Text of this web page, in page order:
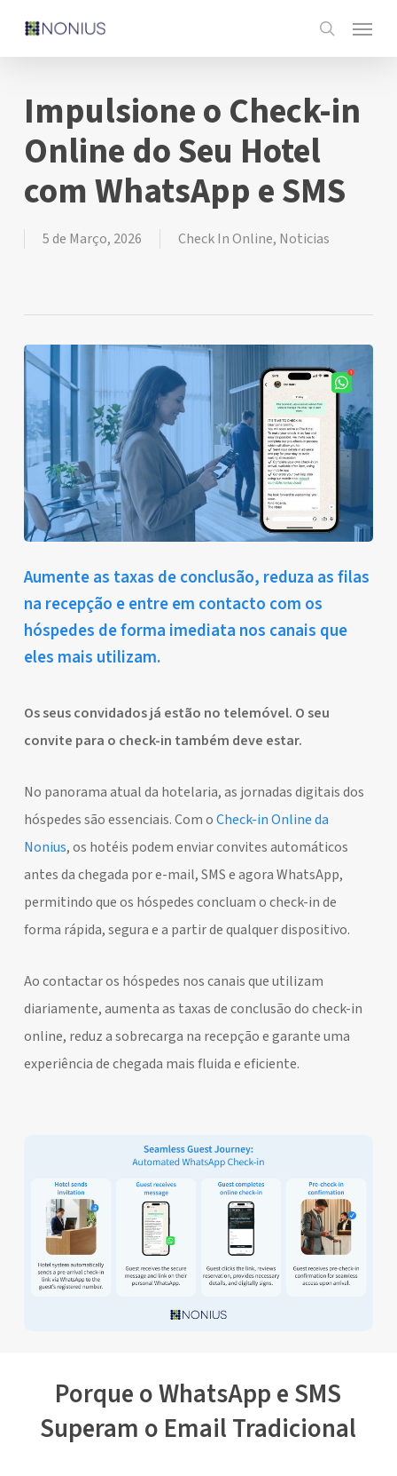
content
search
Menu
Impulsione o Check-in
Online do Seu Hotel
com WhatsApp e SMS
5 de Março, 2026 Check In Online, Noticias
Aumente as taxas de conclusão, reduza as filas
na recepção e entre em contacto com os
hóspedes de forma imediata nos canais que
eles mais utilizam.
Os seus convidados já estão no telemóvel. O seu
convite para o check-in também deve estar.
No panorama atual da hotelaria, as jornadas digitais dos
hóspedes são essenciais. Com oCheck-in Online da
Nonius, os hotéis podem enviar convites automáticos
antes da chegada por e-mail, SMS e agora WhatsApp,
permitindo que os hóspedes concluam o check-in de
forma rápida, segura e a partir de qualquer dispositivo.
Ao contactar os hóspedes nos canais que utilizam
diariamente, aumenta as taxas de conclusão do check-in
online, reduz a sobrecarga na recepção e garante uma
experiência de chegada mais fluida e eficiente.
Porque o WhatsApp e SMS
Superam o Email Tradicional